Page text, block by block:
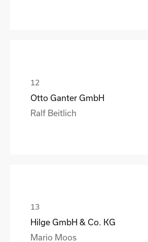
Otto Ganter GmbH
Ralf Beitlich
Hilge GmbH & Co. KG
Mario Moos